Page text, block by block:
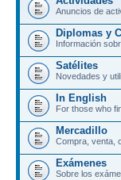
Anuncios de
Diplomas y
Información
Satélites
Novedades y
In English
For those who
Mercadillo
Compra, venta,
Exámenes
Sobre los